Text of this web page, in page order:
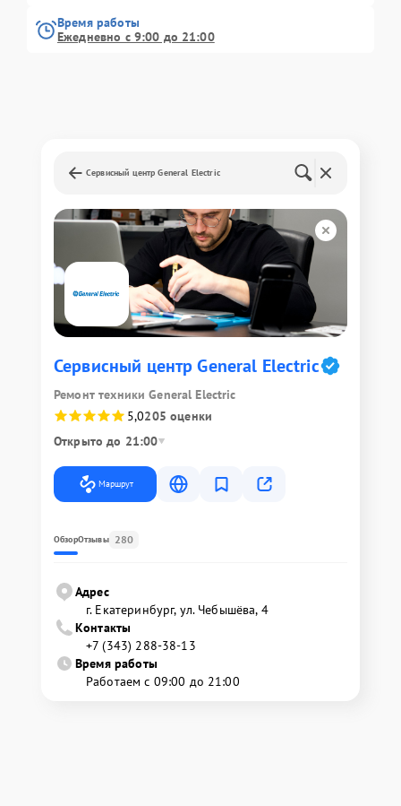
Время работы
Ежедневно с 9:00 до 21:00
Сервисный центр General Electric
Сервисный центр General Electric
Ремонт техники General Electric
5,0205 оценки
Открыто до 21:00
Маршрут
ОбзорОтзывы 280
Адрес
г. Екатеринбург, ул. Чебышёва, 4
Контакты
+7 (343) 288-38-13
Время работы
Работаем с 09:00 до 21:00